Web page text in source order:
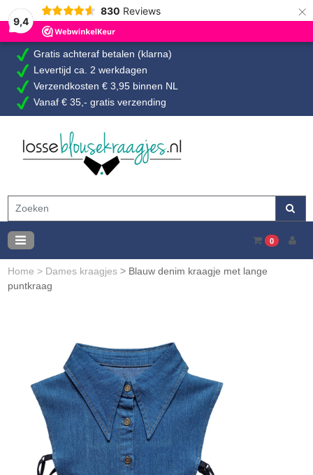
9,4
830 Reviews ×
Gratis achteraf betalen (klarna)
Levertijd ca. 2 werkdagen
Verzendkosten € 3,95 binnen NL
Vanaf € 35,- gratis verzending
0
Home > Dames kraagjes > Blauw denim kraagje met lange
puntkraag